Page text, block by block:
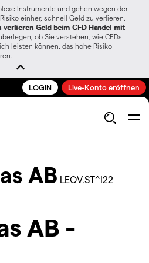
Instrumente und gehen wegen der
einher, schnell Geld zu verlieren.
Geld beim CFD-Handel mit
ob Sie verstehen, wie CFDs
leisten können, das hohe Risiko
LOGIN Live-Konto eröffnen
AB LEOV.ST^I22
AB -